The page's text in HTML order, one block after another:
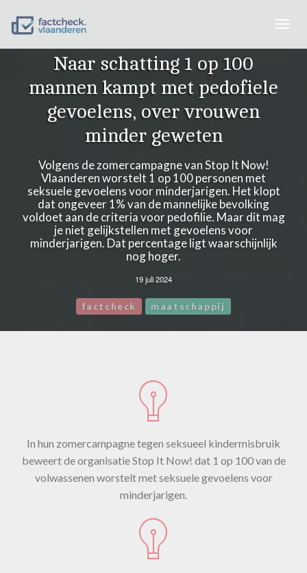
Naar schatting 1 op 100
mannen kampt met pedofiele
gevoelens, over vrouwen
minder geweten
Volgens de zomercampagne van Stop It Now!
Vlaanderen worstelt 1 op 100 personen met
seksuele gevoelens voor minderjarigen. Het klopt
dat ongeveer 1% van de mannelijke bevolking
voldoet aan de criteria voor pedofilie. Maar dit mag
je niet gelijkstellen met gevoelens voor
minderjarigen. Dat percentage ligt waarschijnlijk
nog hoger.
19 juli 2024
factcheck maatschappij
In hun zomercampagne tegen seksueel kindermisbruik
beweert de organisatie Stop It Now! dat 1 op 100 van de
volwassenen worstelt met seksuele gevoelens voor
minderjarigen.